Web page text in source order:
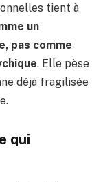
tient à
un
pas comme
. Elle pèse
déjà fragilisée
qui